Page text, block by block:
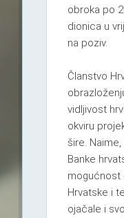
obroka po
dionica u
na poziv.
Članstvo
vidljivost
okviru
šire.
Banke
mogućnost
Hrvatske i
ojačale i